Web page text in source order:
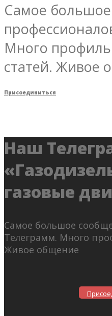
Самое
Много
статей. Живое
Присоединиться
Наш
газовые
Самое большое
Телеграмм. Много
Живое общение